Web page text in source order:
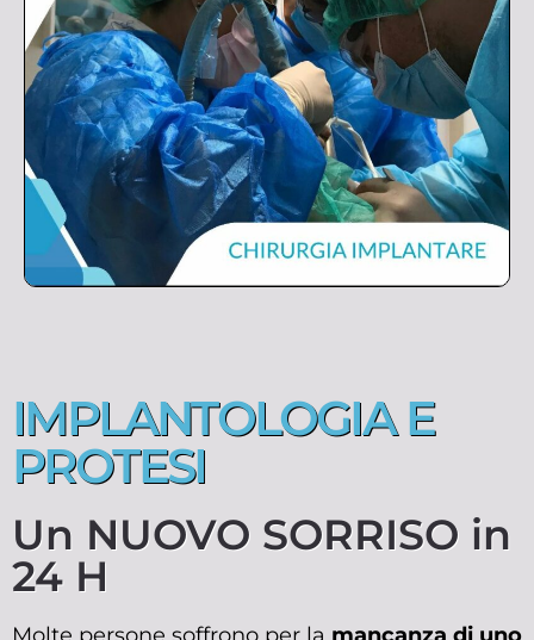
IMPLANTOLOGIA E
PROTESI
Un NUOVO SORRISO in
24 H